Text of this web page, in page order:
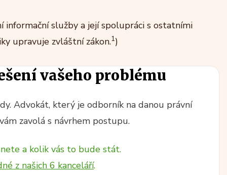
služby a její spolupráci s ostatními
upravuje zvláštní zákon.1)
vašeho problému
Advokát, který je odborník na danou právní
zavolá s návrhem postupu.
a kolik vás to bude stát.
z našich 6 kanceláří.